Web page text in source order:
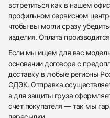
встретиться как в нашем
профильном сервисном
чтобы вы могли сразу
изделия. Оплата
Если мы ищем для вас модель
основании договора с
доставку в любые регионы
СДЭК. Отправка
а для защиты груза
счет покупателя — так мы